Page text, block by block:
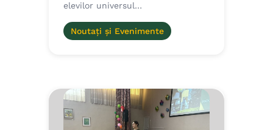
elevilor universul…
Noutați și Evenimente